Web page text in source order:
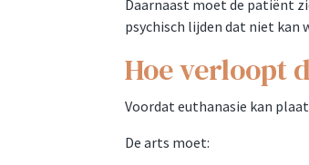
Daarnaast moet de patiënt
psychisch lijden dat niet kan
Hoe verloopt
Voordat euthanasie kan
De arts moet: